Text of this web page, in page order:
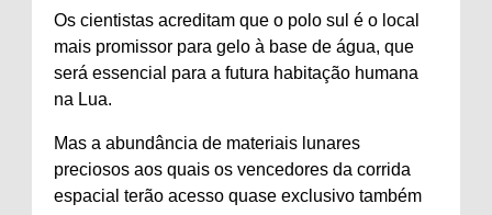
Os cientistas acreditam que o polo sul é o local
mais promissor para gelo à base de água, que
será essencial para a futura habitação humana
na Lua.
Mas a abundância de materiais lunares
preciosos aos quais os vencedores da corrida
espacial terão acesso quase exclusivo também